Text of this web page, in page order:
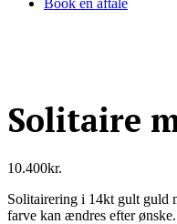
Book en aftale
Solitaire
10.400kr.
Solitairering i 14kt gult guld
farve kan ændres efter ønske.